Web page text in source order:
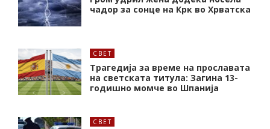
чадор за сонце на Крк во Хрватска
СВЕТ
Трагедија за време на прославата
на светската титула: Загина 13-
годишно момче во Шпанија
СВЕТ